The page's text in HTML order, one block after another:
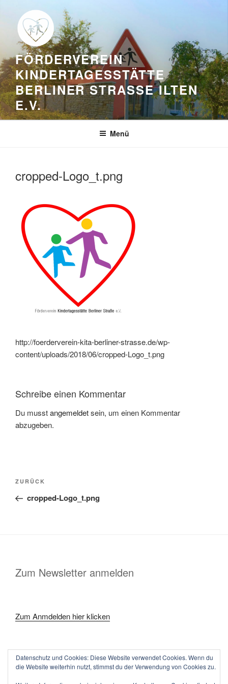
springen
FÖRDERVEREIN
KINDERTAGESSTÄTTE
BERLINER STRASSE ILTEN E
.V.
Menü
cropped-Logo_t.png
http://foerderverein-kita-berliner-strasse.de/wp-
content/uploads/2018/06/cropped-Logo_t.png
Schreibe einen Kommentar
Du musstangemeldetsein, um einen Kommentar
abzugeben.
Beitragsnavigation
Vorheriger
Beitrag
ZURÜCK
cropped-Logo_t.png
Zum Newsletter anmelden
Zum Anmdelden hier klicken
Datenschutz und Cookies: Diese Website verwendet Cookies. Wenn du
die Website weiterhin nutzt, stimmst du der Verwendung von Cookies zu.